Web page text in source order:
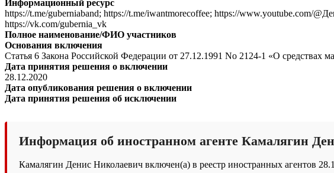
Информационный ресурс
https://t.me/guberniaband; https://t.me/iwantmorecoffee; https://www.youtube.com/
https://vk.com/gubernia_vk
Полное наименование/ФИО участников
Основания включения
Статья 6 Закона Российской Федерации от 27.12.1991 No 2124-1 «О средствах
Дата принятия решения о включении
28.12.2020
Дата опубликования решения о включении
Дата принятия решения об исключении
Информация об иностранном агенте Камалягин
Камалягин Денис Николаевич включен(а) в реестр иностранных агентов